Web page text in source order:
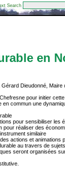
Search
en
Gérard Dieudonné, Maire
pour initier
commun une
pour sensibiliser les
réaliser des
similaire
actions et animations
au travers de
seront organisées